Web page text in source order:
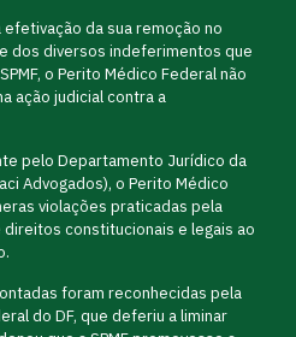
da sua remoção no
dos diversos indeferimentos que
o Perito Médico Federal não
ação judicial contra a
pelo Departamento Jurídico da
Advogados), o Perito Médico
violações praticadas pela
direitos constitucionais e legais ao
foram reconhecidas pela
do DF, que deferiu a liminar